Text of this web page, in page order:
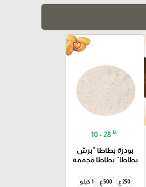
favorite_border
10 - 28 ₪
بودرة بطاطا "برش
بطاطا" بطاطا مجففة
250 غ 500 غ 1 كيلو